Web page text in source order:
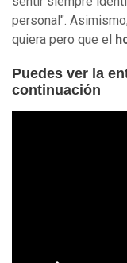
personal".
quiera pero que el
Puedes ver la
continuación